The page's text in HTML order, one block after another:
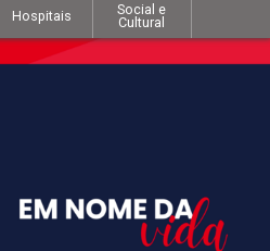
Hospitais
Social e
Cultural